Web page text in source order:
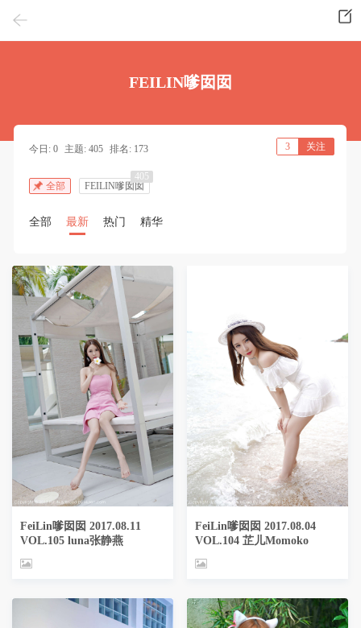
FEILIN嗲囡囡
今日: 0 主题: 405 排名: 173 3 关注
全部 FEILIN嗲囡囡
405
全部 最新 热门 精华
FeiLin嗲囡囡 2017.08.11
VOL.105 luna张静燕
FeiLin嗲囡囡 2017.08.04
VOL.104 芷儿Momoko